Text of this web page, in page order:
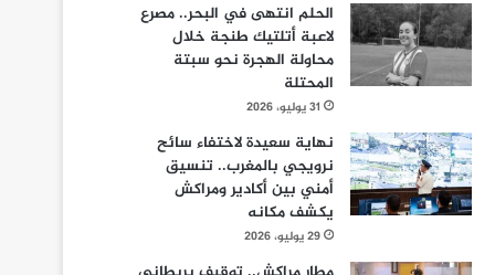
الحلم انتهى في البحر.. مصرع
لاعبة أتلتيك طنجة خلال
محاولة الهجرة نحو سبتة
المحتلة
31 يوليو، 2026
نهاية سعيدة لاختفاء سائح
نرويجي بالمغرب.. تنسيق
أمني بين أكادير ومراكش
يكشف مكانه
29 يوليو، 2026